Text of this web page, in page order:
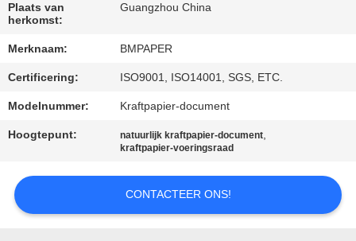
GEVALLEN
SITEMAP
PRIVACY
POLICY
Plaats van
herkomst:
Guangzhou China
Merknaam: BMPAPER
Certificering: ISO9001, ISO14001, SGS, ETC.
Modelnummer: Kraftpapier-document
Hoogtepunt: natuurlijk kraftpapier-document,
kraftpapier-voeringsraad
CONTACTEER ONS!